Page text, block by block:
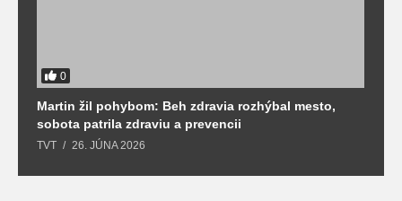
0
Martin žil pohybom: Beh zdravia rozhýbal mesto,
sobota patrila zdraviu a prevencii
TVT 26. JÚNA 2026